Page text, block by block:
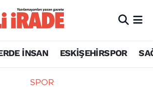
İNSAN ESKİŞEHİRSPOR
SPOR